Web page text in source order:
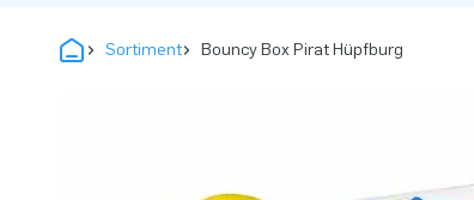
Sortiment Bouncy Box Pirat Hüpfburg